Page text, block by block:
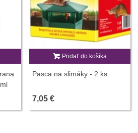
Pridať do košíka
Pasca na slimáky - 2 ks
7,05 €